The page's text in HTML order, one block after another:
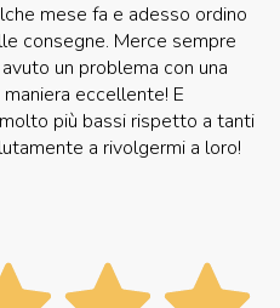
mese fa e adesso ordino
consegne. Merce sempre
un problema con una
eccellente! E
più bassi rispetto a tanti
a rivolgermi a loro!